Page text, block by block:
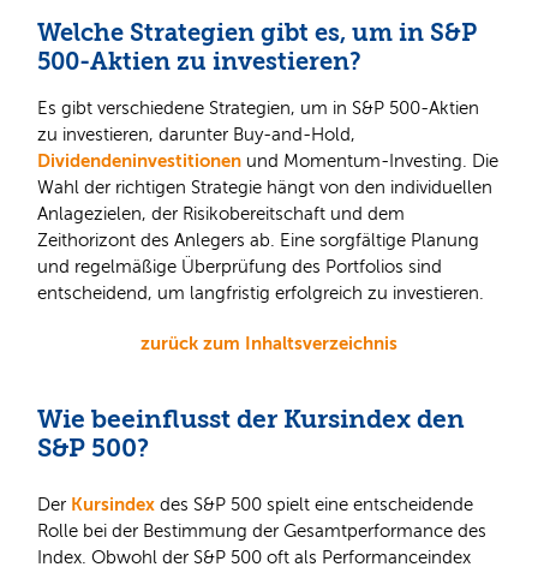
Welche Strategien gibt es, um in S&P
500-Aktien zu investieren?
Es gibt verschiedene Strategien, um in S&P 500-Aktien
zu investieren, darunter Buy-and-Hold,
Dividendeninvestitionen und Momentum-Investing. Die
Wahl der richtigen Strategie hängt von den individuellen
Anlagezielen, der Risikobereitschaft und dem
Zeithorizont des Anlegers ab. Eine sorgfältige Planung
und regelmäßige Überprüfung des Portfolios sind
entscheidend, um langfristig erfolgreich zu investieren.
zurück zum Inhaltsverzeichnis
Wie beeinflusst der Kursindex den
S&P 500?
Der Kursindex des S&P 500 spielt eine entscheidende
Rolle bei der Bestimmung der Gesamtperformance des
Index. Obwohl der S&P 500 oft als Performanceindex